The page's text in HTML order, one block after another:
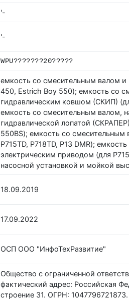
'-
'-
WPU???????20?????
емкость со смесительным валом и
450, Estrich Boy 550); емкость со
гидравлическим ковшом (СКИП)
емкость со смесительным валом,
гидравлической лопатой
550ВS); емкость со
P715TD, P718TD, P13 DMR);
электрическим приводом (для
насосной установкой и мойкой
18.09.2019
17.09.2022
ОСП ООО "ИнфоТехРазвитие"
Общество с ограниченной
фактический адрес: Российская
строение 31. ОГРН: